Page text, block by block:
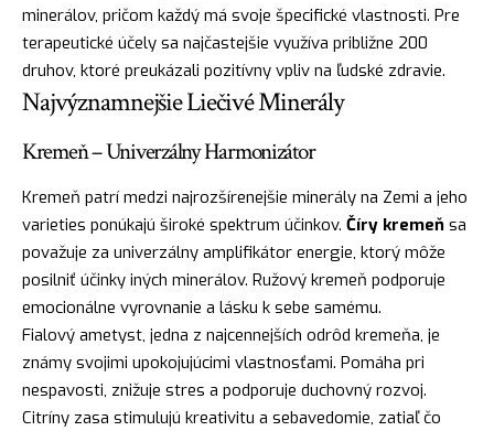
minerálov, pričom každý má svoje špecifické vlastnosti. Pre
terapeutické účely sa najčastejšie využíva približne 200
druhov, ktoré preukázali pozitívny vpliv na ľudské zdravie.
Najvýznamnejšie Liečivé Minerály
Kremeň – Univerzálny Harmonizátor
Kremeň patrí medzi najrozšírenejšie minerály na Zemi a jeho
varieties ponúkajú široké spektrum účinkov. Číry kremeň sa
považuje za univerzálny amplifikátor energie, ktorý môže
posilniť účinky iných minerálov. Ružový kremeň podporuje
emocionálne vyrovnanie a lásku k sebe samému.
Fialový ametyst, jedna z najcennejších odrôd kremeňa, je
známy svojimi upokojujúcimi vlastnosťami. Pomáha pri
nespavosti, znižuje stres a podporuje duchovný rozvoj.
Citríny zasa stimulujú kreativitu a sebavedomie, zatiaľ čo